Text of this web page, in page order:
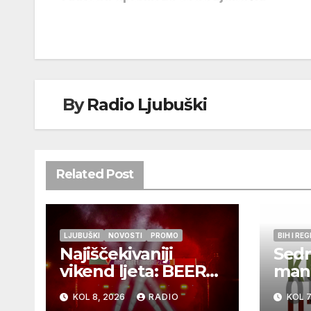
objava
ByRadio Ljubuški
Related Post
LJUBUŠKI NOVOSTI PROMO
Najiščekivaniji
vikend ljeta: BEER
FEST Ljubuški 8. i
9.kolovoza
KOL 8, 2026 RADIO
BIH I
KOL